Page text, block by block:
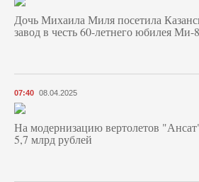
Дочь Михаила Миля посетила
завод в честь 60-летнего юбилея Ми-8
07:40 08.04.2025
На модернизацию вертолетов
5,7 млрд рублей